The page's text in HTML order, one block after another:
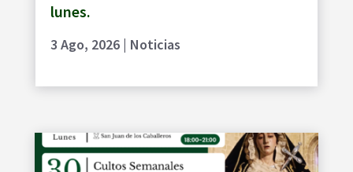
lunes.
3 Ago, 2026| Noticias